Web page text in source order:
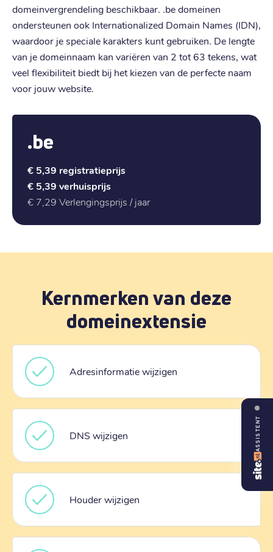
domeinvergrendeling beschikbaar. .be domeinen
ondersteunen ook Internationalized Domain Names (IDN),
waardoor je speciale karakters kunt gebruiken. De lengte
van je domeinnaam kan variëren van 2 tot 63 tekens, wat
veel flexibiliteit biedt bij het kiezen van de perfecte naam
voor jouw website.
.be
€ 5,39 registratieprijs
€ 5,39 verhuisprijs
€ 7,29 Verlengingsprijs / jaar
Kernmerken van deze
domeinextensie
Adresinformatie wijzigen
DNS wijzigen
Houder wijzigen
ASSISTENT